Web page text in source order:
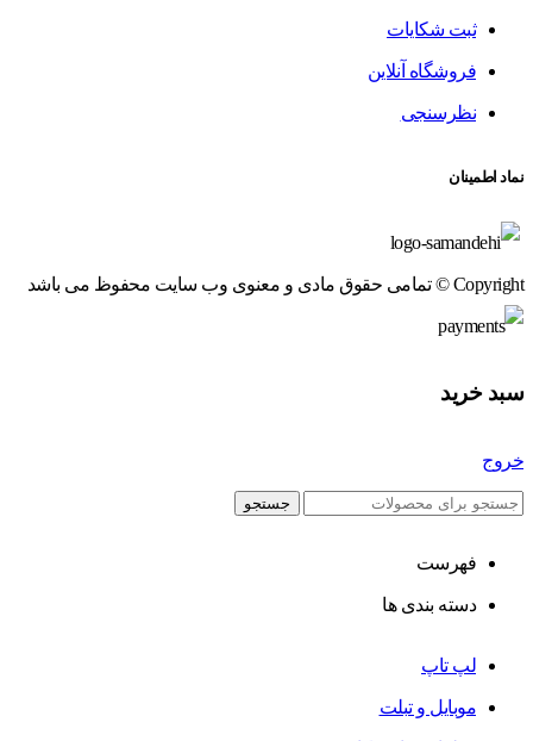
ثبت شکایات
فروشگاه آنلاین
نظرسنجی
نماد اطمینان
Copyright © تمامی حقوق مادی و معنوی وب سایت محفوظ می باشد
سبد خرید
خروج
جستجو
فهرست
دسته بندی ها
لپ تاپ
موبایل و تبلت